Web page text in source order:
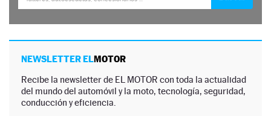
NEWSLETTER ELMOTOR
Recibe la newsletter de EL MOTOR con toda la actualidad
del mundo del automóvil y la moto, tecnología, seguridad,
conducción y eficiencia.